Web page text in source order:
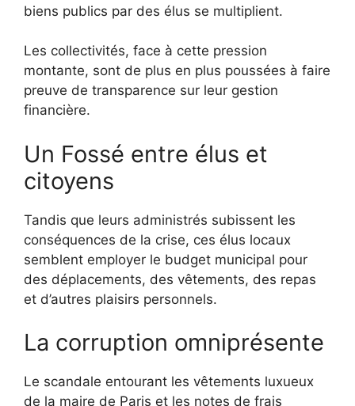
biens publics par des élus se multiplient.
Les collectivités, face à cette pression
montante, sont de plus en plus poussées à faire
preuve de transparence sur leur gestion
financière.
Un Fossé entre élus et
citoyens
Tandis que leurs administrés subissent les
conséquences de la crise, ces élus locaux
semblent employer le budget municipal pour
des déplacements, des vêtements, des repas
et d’autres plaisirs personnels.
La corruption omniprésente
Le scandale entourant les vêtements luxueux
de la maire de Paris et les notes de frais